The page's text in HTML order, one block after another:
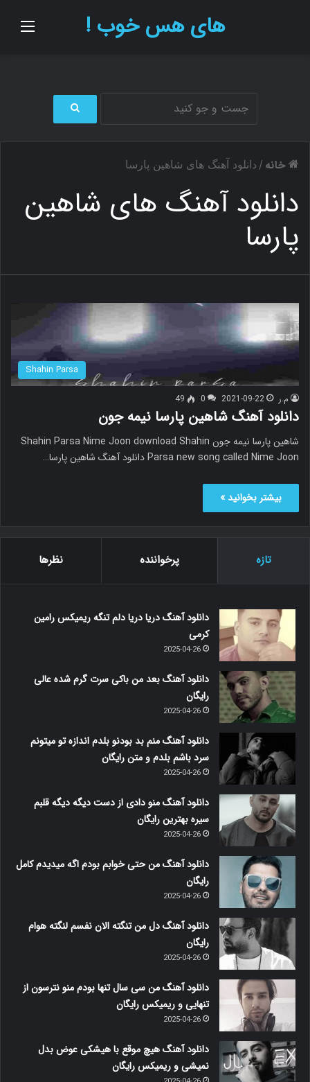
های هس خوب !
ج
ر
خانه / دانلود آهنگ های شاهین پارسا
دانلود آهنگ های شاهین
پارسا
Shahin Parsa
م.ر 2021-09-22
0
49
دانلود آهنگ شاهین پارسا نیمه جون
شاهین پارسا نیمه جون Shahin Parsa Nime Joon download Shahin
Parsa new song called Nime Joon دانلود آهنگ شاهین پارسا…
بیشتر بخوانید »
تازه پرخواننده نظرها
دانلود آهنگ دریا دریا دلم تنگه ریمیکس رامین
کرمی
2025-04-26
دانلود آهنگ بعد من باکی سرت گرم شده عالی
رایگان
2025-04-26
دانلود آهنگ منم بد بودنو بلدم اندازه تو میتونم
سرد باشم بلدم و متن رایگان
2025-04-26
دانلود آهنگ منو دادی از دست دیگه دیگه قلبم
سیره بهترین رایگان
2025-04-26
دانلود آهنگ من حتی خوابم بودم اگه میدیدم کامل
رایگان
2025-04-26
دانلود آهنگ دل من تنگته الان نفسم لنگته هوام
رایگان
2025-04-26
دانلود آهنگ من سی سال تنها بودم منو نترسون از
تنهایی و ریمیکس رایگان
2025-04-26
دانلود آهنگ هیچ موقع با هیشکی عوض بدل
نمیشی و ریمیکس رایگان